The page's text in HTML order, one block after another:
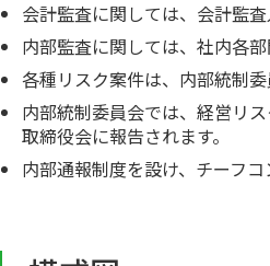
会計監査に関しては、会計監
内部監査に関しては、社内各
各種リスク案件は、内部統制
内部統制委員会では、経営リ
取締役会に報告されます。
内部通報制度を設け、チーフ